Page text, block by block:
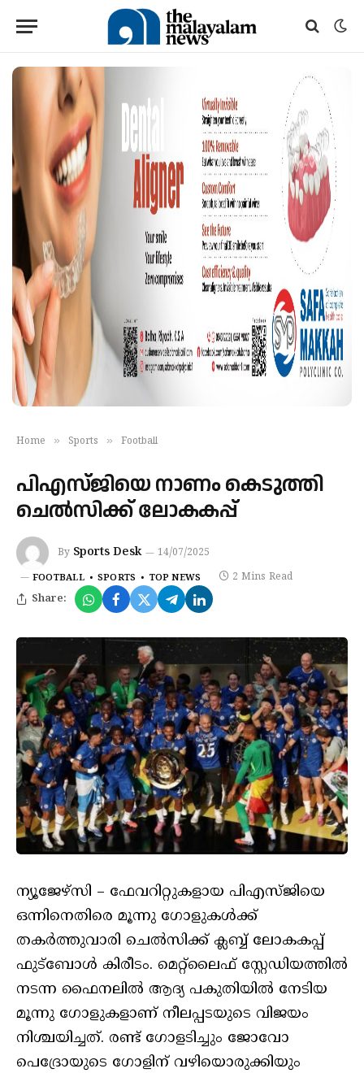
Home » Sports » Football
പിഎസ്ജിയെ നാണം കെടുത്തി
ചെൽസിക്ക് ലോകകപ്പ്
By Sports Desk 14/07/2025
FOOTBALL SPORTS TOP NEWS 2 Mins Read
Share:
ന്യൂജേഴ്‌സി – ഫേവറിറ്റുകളായ പിഎസ്ജിയെ
ഒന്നിനെതിരെ മൂന്നു ഗോളുകൾക്ക്
തകർത്തുവാരി ചെൽസിക്ക് ക്ലബ്ബ് ലോകകപ്പ്
ഫുട്‌ബോൾ കിരീടം. മെറ്റ്‌ലൈഫ് സ്റ്റേഡിയത്തിൽ
നടന്ന ഫൈനലിൽ ആദ്യ പകുതിയിൽ നേടിയ
മൂന്നു ഗോളുകളാണ് നീലപ്പടയുടെ വിജയം
നിശ്ചയിച്ചത്. രണ്ട് ഗോളടിച്ചും ജോവോ
പെദ്രോയുടെ ഗോളിന് വഴിയൊരുക്കിയും